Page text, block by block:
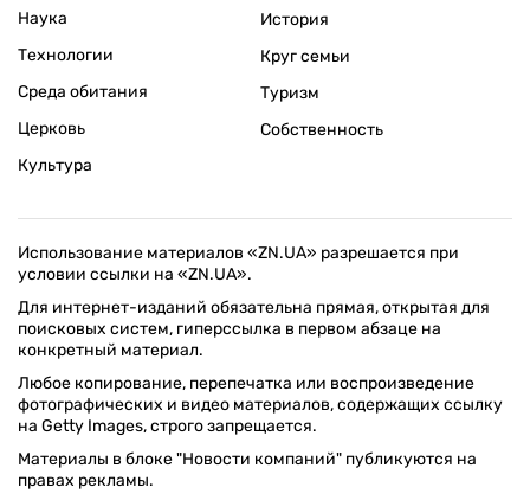
Наука
Технологии
Среда обитания
Церковь
Культура
История
Круг семьи
Туризм
Собственность
Использование материалов «ZN.UA» разрешается при
условии ссылки на «ZN.UA».
Для интернет-изданий обязательна прямая, открытая для
поисковых систем, гиперссылка в первом абзаце на
конкретный материал.
Любое копирование, перепечатка или воспроизведение
фотографических и видео материалов, содержащих ссылку
на Getty Images, строго запрещается.
Материалы в блоке "Новости компаний" публикуются на
правах рекламы.